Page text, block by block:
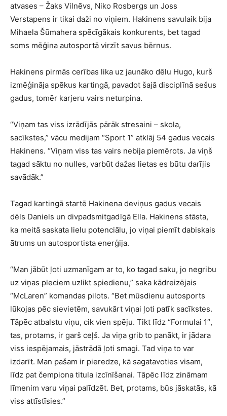
atvases – Žaks Vilnēvs, Niko Rosbergs un Joss
Verstapens ir tikai daži no viņiem. Hakinens savulaik bija
Mihaela Šūmahera spēcīgākais konkurents, bet tagad
soms mēģina autosportā virzīt savus bērnus.
Hakinens pirmās cerības lika uz jaunāko dēlu Hugo, kurš
izmēģināja spēkus kartingā, pavadot šajā disciplīnā sešus
gadus, tomēr karjeru vairs neturpina.
“Viņam tas viss izrādījās pārāk stresaini – skola,
sacīkstes,” vācu medijam “Sport 1” atklāj 54 gadus vecais
Hakinens. “Viņam viss tas vairs nebija piemērots. Ja viņš
tagad sāktu no nulles, varbūt dažas lietas es būtu darījis
savādāk.”
Tagad kartingā startē Hakinena deviņus gadus vecais
dēls Daniels un divpadsmitgadīgā Ella. Hakinens stāsta,
ka meitā saskata lielu potenciālu, jo viņai piemīt dabiskais
ātrums un autosportista enerģija.
“Man jābūt ļoti uzmanīgam ar to, ko tagad saku, jo negribu
uz viņas pleciem uzlikt spiedienu,” saka kādreizējais
“McLaren” komandas pilots. “Bet mūsdienu autosports
lūkojas pēc sievietēm, savukārt viņai ļoti patīk sacīkstes.
Tāpēc atbalstu viņu, cik vien spēju. Tikt līdz “Formulai 1″,
tas, protams, ir garš ceļš. Ja viņa grib to panākt, ir jādara
viss iespējamais, jāstrādā ļoti smagi. Tad viņa to var
izdarīt. Man pašam ir pieredze, kā sagatavoties visam,
līdz pat čempiona titula izcīnīšanai. Tāpēc līdz zināmam
līmenim varu viņai palīdzēt. Bet, protams, būs jāskatās, kā
viss attīstīsies.”